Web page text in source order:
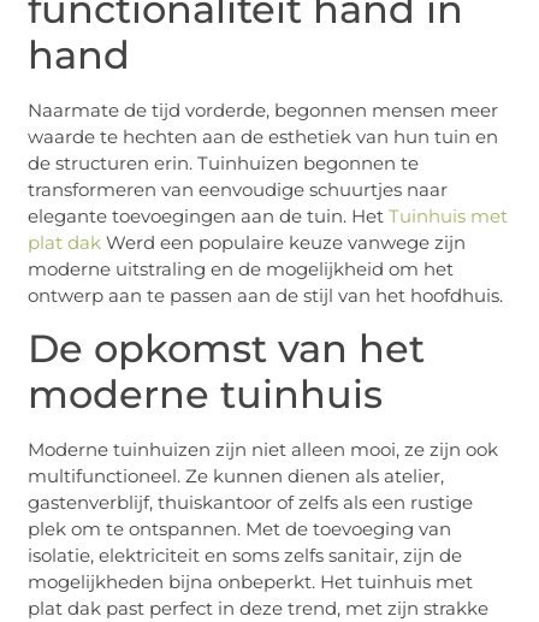
hand
Naarmate de tijd vorderde, begonnen mensen meer
waarde te hechten aan de esthetiek van hun tuin en
de structuren erin. Tuinhuizen begonnen te
transformeren van eenvoudige schuurtjes naar
elegante toevoegingen aan de tuin. HetTuinhuis met
plat dak Werd een populaire keuze vanwege zijn
moderne uitstraling en de mogelijkheid om het
ontwerp aan te passen aan de stijl van het hoofdhuis.
De opkomst van het
moderne tuinhuis
Moderne tuinhuizen zijn niet alleen mooi, ze zijn ook
multifunctioneel. Ze kunnen dienen als atelier,
gastenverblijf, thuiskantoor of zelfs als een rustige
plek om te ontspannen. Met de toevoeging van
isolatie, elektriciteit en soms zelfs sanitair, zijn de
mogelijkheden bijna onbeperkt. Het tuinhuis met
plat dak past perfect in deze trend, met zijn strakke